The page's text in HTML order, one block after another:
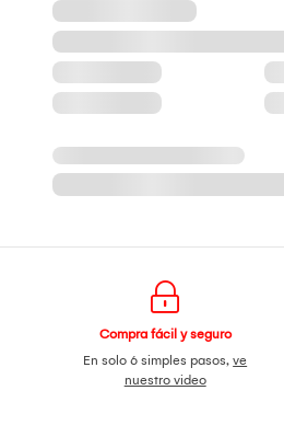
Compra fácil y seguro
En solo 6 simples pasos,ve
nuestro video